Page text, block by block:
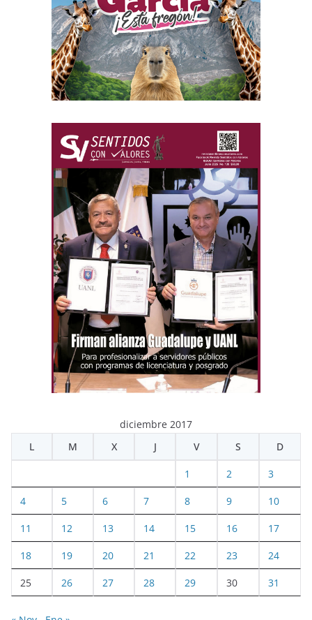
diciembre 2017
L
M X J V S D
1 2 3
4 5 6 7 8 9 10
11 12 13 14 15 16 17
18 19 20 21 22 23 24
25 26 27 28 29 30 31